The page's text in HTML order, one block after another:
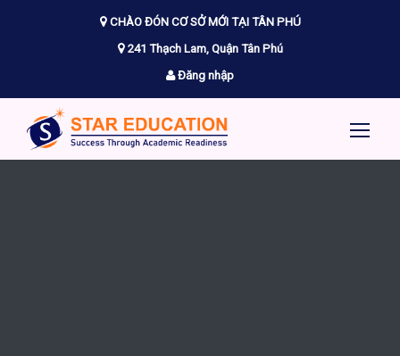
CHÀO ĐÓN CƠ SỞ MỚI TẠI TÂN PHÚ
241 Thạch Lam, Quận Tân Phú
Đăng nhập